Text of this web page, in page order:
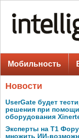
Мобильность
Новости
UserGate будет
решения при помощи
оборудования
Эксперты на Т1
множить ИИ-